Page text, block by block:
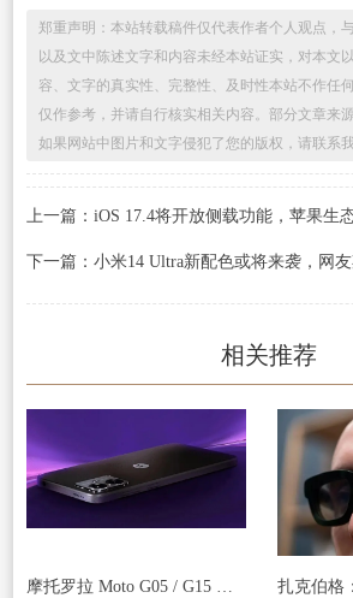
郑重声明：本站转载稿件仅代表作者个人观点，
以及文中陈述文字和内容未经本站证实，对本文
容、文字的真实性、完整性、及时性本站不作任
仅作参考，并请自行核实相关内容。部分文章来
如果网站中图片和文字侵犯了您的版权，请联系
上一篇：iOS 17.4将开放侧载功能，苹果生
下一篇：小米14 Ultra新配色或将来袭，网
相关推荐
摩托罗拉 Moto G05 / G15 手机被曝下月发布，起价 140/170 欧元